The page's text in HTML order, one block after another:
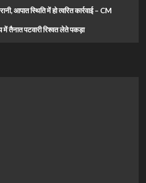
आपात स्थिति में हो त्वरित कार्रवाई – CM
में तैनात पटवारी रिश्वत लेते पकड़ा